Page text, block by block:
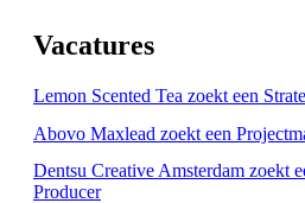
Vacatures
Lemon Scented Tea zoekt een
Abovo Maxlead zoekt een
Dentsu Creative Amsterdam zoekt
Producer